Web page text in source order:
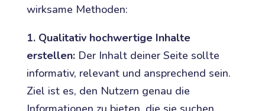
wirksame Methoden:
1. Qualitativ hochwertige Inhalte
erstellen:Der Inhalt deiner Seite sollte
informativ, relevant und ansprechend sein.
Ziel ist es, den Nutzern genau die